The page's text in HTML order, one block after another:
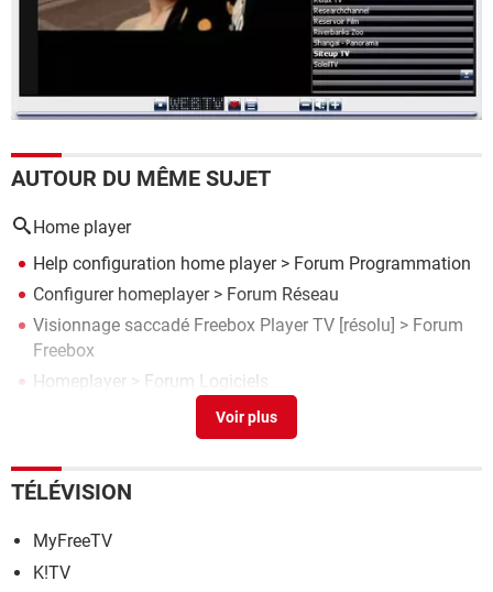
AUTOUR DU MÊME SUJET
Home player
Help configuration home player> Forum Programmation
Configurer homeplayer> Forum Réseau
Visionnage saccadé Freebox Player TV [résolu] > Forum
Freebox
Homeplayer > Forum Logiciels
Vidéo saccadée sur chromecast mini player freebox 4k
TÉLÉVISION
MyFreeTV
K!TV